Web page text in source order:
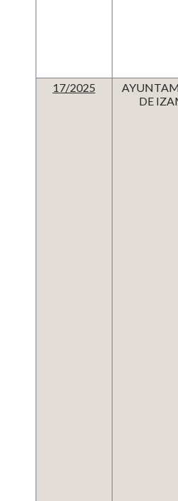
17/2025
DE